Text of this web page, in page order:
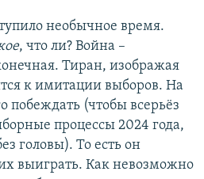
необычное время.
, что ли? Война –
Тиран, изображая
к имитации выборов. На
побеждать (чтобы всерьёз
процессы 2024 года,
головы). То есть он
выиграть. Как невозможно